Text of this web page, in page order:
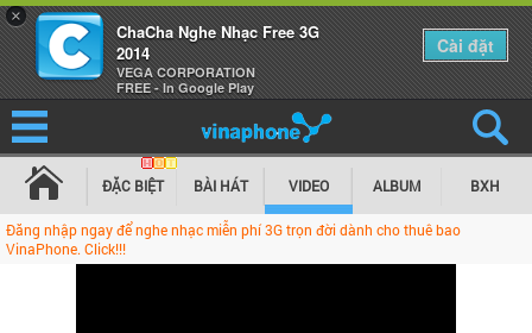
×
ChaCha Nghe Nhạc Free 3G
2014
VEGA CORPORATION
FREE - In Google Play
Cài đặt
ĐẶC BIỆT BÀI HÁT VIDEO ALBUM BXH
Đăng nhập ngay để nghe nhạc miễn phí 3G trọn đời dành cho thuê bao
VinaPhone. Click!!!